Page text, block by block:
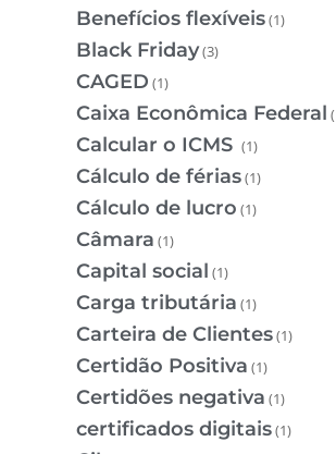
Benefícios flexíveis(1)
Black Friday(3)
CAGED (1)
Caixa Econômica Federal
Calcular o ICMS (1)
Cálculo de férias(1)
Cálculo de lucro (1)
Câmara (1)
Capital social (1)
Carga tributária (1)
Carteira de Clientes(1)
Certidão Positiva (1)
Certidões negativa (1)
certificados digitais(1)